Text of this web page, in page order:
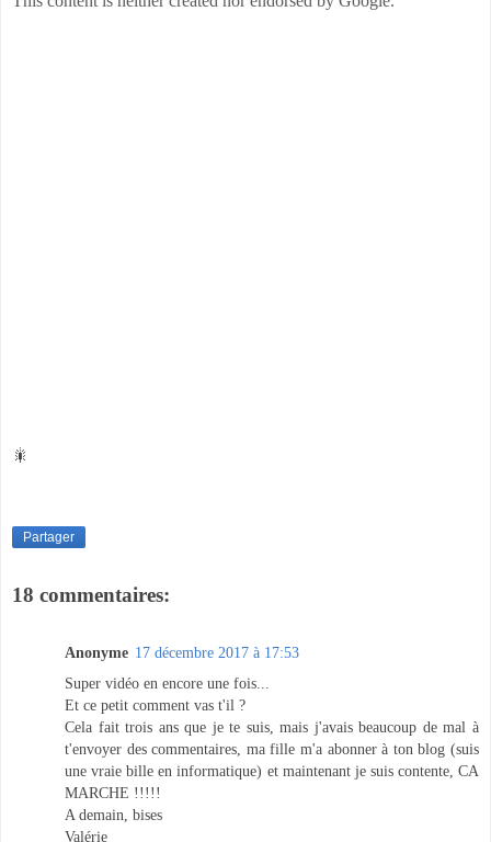
🎇
Partager
18 commentaires:
Anonyme 17 décembre 2017 à 17:53
Super vidéo en encore une fois...
Et ce petit comment vas t'il ?
Cela fait trois ans que je te suis, mais j'avais beaucoup de mal à
t'envoyer des commentaires, ma fille m'a abonner à ton blog (suis
une vraie bille en informatique) et maintenant je suis contente, CA
MARCHE !!!!!
A demain, bises
Valérie